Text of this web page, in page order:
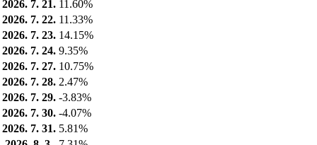
2026. 7. 21. 11.60%
2026. 7. 22. 11.33%
2026. 7. 23. 14.15%
2026. 7. 24. 9.35%
2026. 7. 27. 10.75%
2026. 7. 28. 2.47%
2026. 7. 29. -3.83%
2026. 7. 30. -4.07%
2026. 7. 31. 5.81%